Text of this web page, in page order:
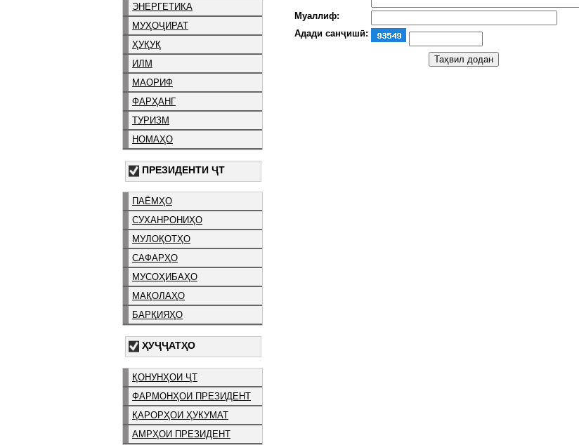
ЭНЕРГЕТИКА
МУҲОҶИРАТ
ҲУҚУҚ
ИЛМ
МАОРИФ
ФАРҲАНГ
ТУРИЗМ
НОМАҲО
ПРЕЗИДЕНТИ ҶТ
ПАЁМҲО
СУХАНРОНИҲО
МУЛОҚОТҲО
САФАРҲО
МУСОҲИБАҲО
МАҚОЛАҲО
БАРҚИЯҲО
ҲУҶҶАТҲО
ҚОНУНҲОИ ҶТ
ФАРМОНҲОИ ПРЕЗИДЕНТ
ҚАРОРҲОИ ҲУКУМАТ
АМРҲОИ ПРЕЗИДЕНТ
Муаллиф:
Адади санҷишӣ: